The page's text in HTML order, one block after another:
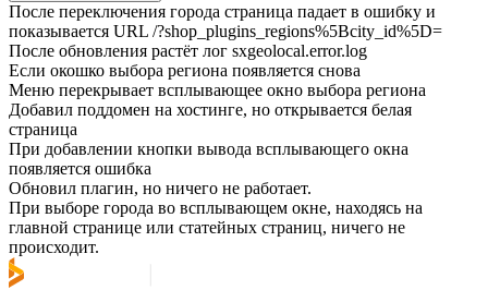
После переключения города страница падает в ошибку и
показывается URL /?shop_plugins_regions%5Bcity_id%5D=
После обновления растёт лог sxgeolocal.error.log
Если окошко выбора региона появляется снова
Меню перекрывает всплывающее окно выбора региона
Добавил поддомен на хостинге, но открывается белая
страница
При добавлении кнопки вывода всплывающего окна
появляется ошибка
Обновил плагин, но ничего не работает.
При выборе города во всплывающем окне, находясь на
главной странице или статейных страниц, ничего не
происходит.​